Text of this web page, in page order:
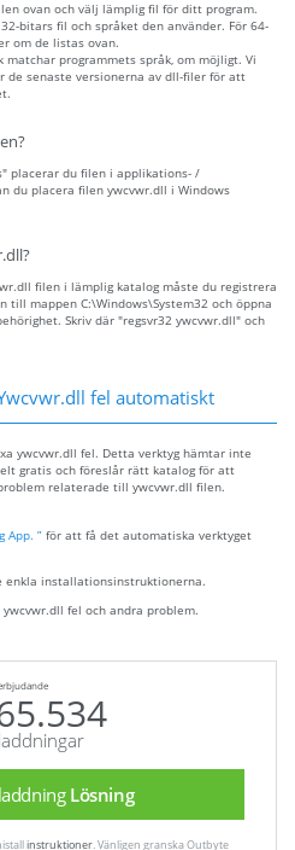
ovan och välj lämplig fil för ditt program.
bitars fil och språket den använder. För 64-
om de listas ovan.
programmets språk, om möjligt. Vi
de senaste versionerna av dll-filer för att
placerar du filen i applikations- /
du placera filen ywcvwr.dll i Windows
filen i lämplig katalog måste du registrera
till mappen C:\Windows\System32 och öppna
Skriv där "regsvr32 ywcvwr.dll" och
fel automatiskt
ywcvwr.dll fel. Detta verktyg hämtar inte
gratis och föreslår rätt katalog för att
relaterade till ywcvwr.dll filen.
App. ” för att få det automatiska verktyget
enkla installationsinstruktionerna.
fel och andra problem.
Lösning
instruktioner. Vänligen granska Outbyte